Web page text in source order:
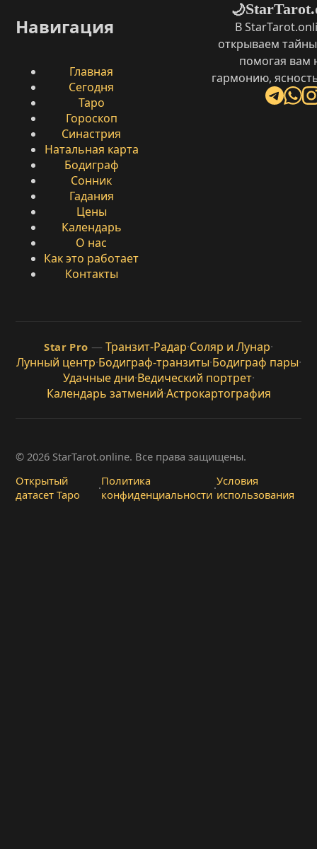
Навигация
Главная
Сегодня
Таро
Гороскоп
Синастрия
Натальная карта
Бодиграф
Сонник
Гадания
Цены
Календарь
О нас
Как это работает
Контакты
🌙
В
открываем
помогая вам
гармонию,
Star Pro — Транзит-Радар·Соляр и Лунар·
Лунный центр·Бодиграф-транзиты·Бодиграф пары·
Удачные дни·Ведический портрет·
Календарь затмений·Астрокартография
© 2026 StarTarot.online. Все права защищены.
Открытый
датасет Таро
·Политика
конфиденциальности·Условия
использования